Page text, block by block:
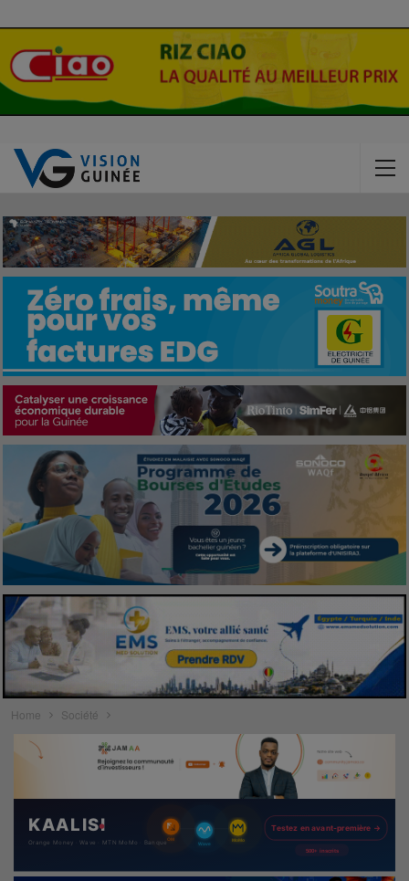
Home Société